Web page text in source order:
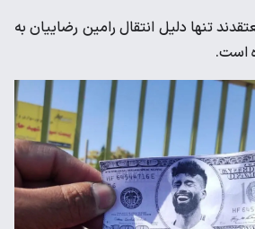
تنها دلیل انتقال رامین رضاییان به
است.